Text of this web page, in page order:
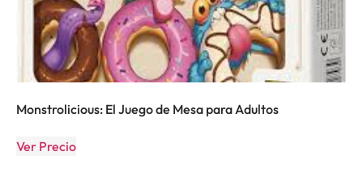
Monstrolicious: El Juego de Mesa para Adultos
Ver Precio